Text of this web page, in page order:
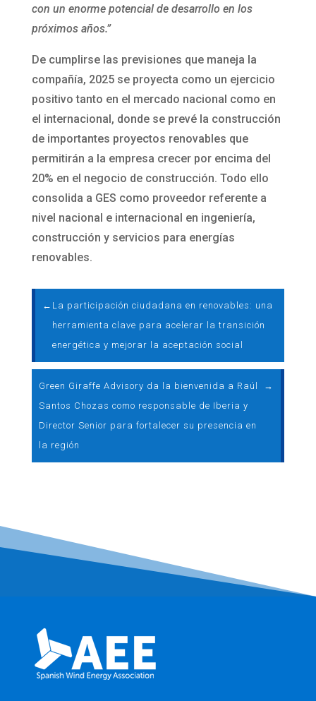
con un enorme potencial de desarrollo en los
próximos años.”
De cumplirse las previsiones que maneja la
compañía, 2025 se proyecta como un ejercicio
positivo tanto en el mercado nacional como en
el internacional, donde se prevé la construcción
de importantes proyectos renovables que
permitirán a la empresa crecer por encima del
20% en el negocio de construcción. Todo ello
consolida a GES como proveedor referente a
nivel nacional e internacional en ingeniería,
construcción y servicios para energías
renovables.
← La participación ciudadana en renovables: una
herramienta clave para acelerar la transición
energética y mejorar la aceptación social
Green Giraffe Advisory da la bienvenida a Raúl
Santos Chozas como responsable de Iberia y
Director Senior para fortalecer su presencia en
la región
→